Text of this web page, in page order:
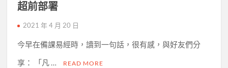
超前部署
2021 年 4 月 20 日
今早在備課易經時，讀到一句話，很有感，與好友們分
享： 「凡 …
READ MORE